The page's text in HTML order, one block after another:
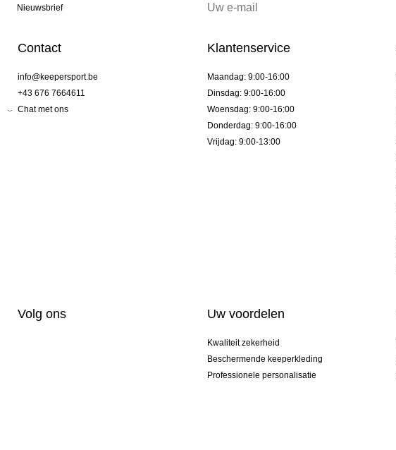
Nieuwsbrief
Contact
info@keepersport.be
+43 676 7664611
Chat met ons
Klantenservice
Maandag: 9:00-16:00
Dinsdag: 9:00-16:00
Woensdag: 9:00-16:00
Donderdag: 9:00-16:00
Vrijdag: 9:00-13:00
Volg ons Uw voordelen
Kwaliteit zekerheid
Beschermende keeperkleding
Professionele personalisatie